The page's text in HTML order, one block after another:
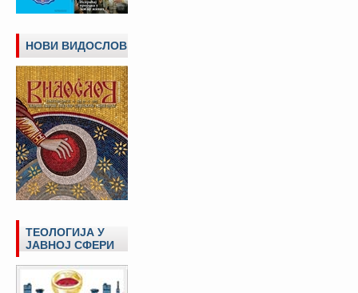
НОВИ ВИДОСЛОВ
ТЕОЛОГИЈА У
ЈАВНОЈ СФЕРИ